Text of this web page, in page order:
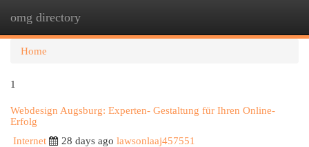
omg directory
Home
1
Webdesign Augsburg: Experten- Gestaltung für Ihren Online-
Erfolg
Internet
28 days ago lawsonlaaj457551